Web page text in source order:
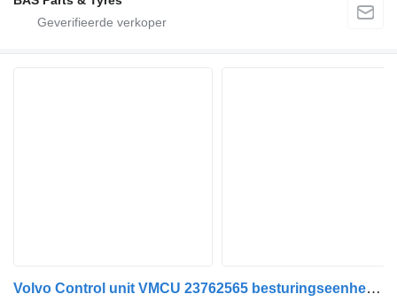
Volvo Control unit VMCU 23762565 besturingseenheid voor Volvo vrachtwagen